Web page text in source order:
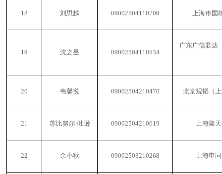
18 刘思越 09002504110709 上海市国
19 沈之昱 09002504110534
广东广信君达
20 韦馨悦 09002504210470 北京观韬（
21 苏比努尔·吐逊 09002504210619 上海隆
22 余小秋 09002503210268 上海申